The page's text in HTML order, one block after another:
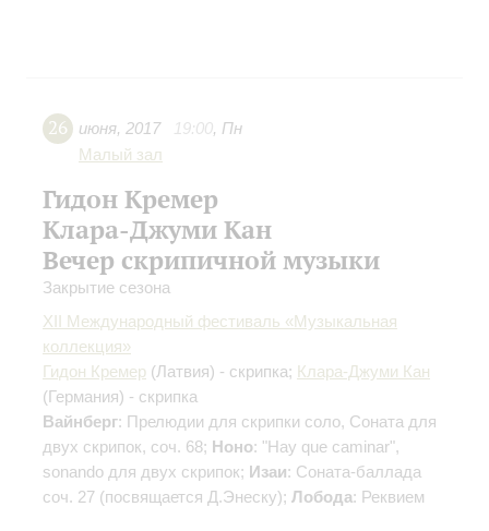
26 июня, 2017 19:00, Пн
Малый зал
Гидон Кремер
Клара-Джуми Кан
Вечер скрипичной музыки
Закрытие сезона
XII Международный фестиваль «Музыкальная
коллекция»
Гидон Кремер (Латвия) - скрипка; Клара-Джуми Кан
(Германия) - скрипка
Вайнберг: Прелюдии для скрипки соло, Соната для
двух скрипок, соч. 68; Ноно: "Hay que caminar",
sonando для двух скрипок; Изаи: Соната-баллада
соч. 27 (посвящается Д.Энеску); Лобода: Реквием